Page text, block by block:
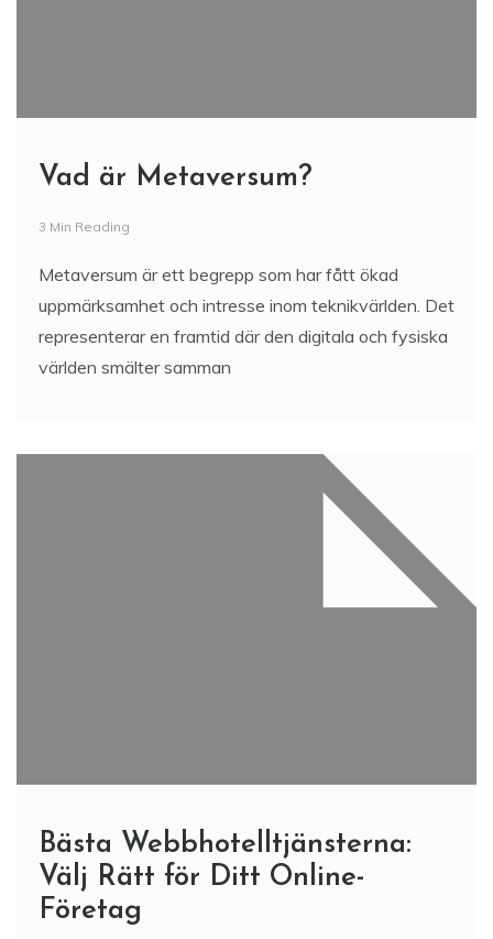
Vad är Metaversum?
3 Min Reading
Metaversum är ett begrepp som har fått ökad
uppmärksamhet och intresse inom teknikvärlden. Det
representerar en framtid där den digitala och fysiska
världen smälter samman
Bästa Webbhotelltjänsterna:
Välj Rätt för Ditt Online-
Företag